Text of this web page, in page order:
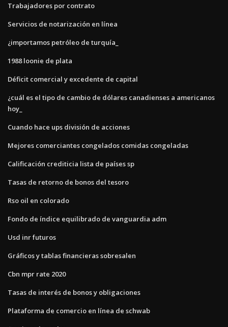
Trabajadores por contrato
Servicios de notarización en línea
¿importamos petróleo de turquía_
1988 loonie de plata
Déficit comercial y excedente de capital
¿cuál es el tipo de cambio de dólares canadienses a americanos
hoy_
Cuando hace ups división de acciones
Mejores comerciantes congelados comidas congeladas
Calificación crediticia lista de países sp
Tasas de retorno de bonos del tesoro
Rso oil en colorado
Fondo de índice equilibrado de vanguardia adm
Usd inr futuros
Gráficos y tablas financieras sobresalen
Cbn mpr rate 2020
Tasas de interés de bonos y obligaciones
Plataforma de comercio en línea de schwab